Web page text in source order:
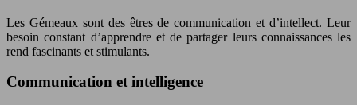
Les Gémeaux sont des êtres de communication et d’intellect. Leur
besoin constant d’apprendre et de partager leurs connaissances les
rend fascinants et stimulants.
Communication et intelligence